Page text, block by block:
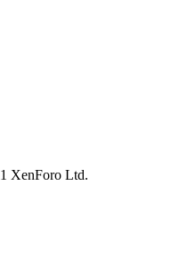
XenForo Ltd.